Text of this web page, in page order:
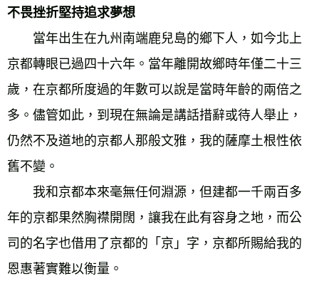
不畏挫折堅持追求夢想
當年出生在九州南端鹿兒島的鄉下人，如今北上
京都轉眼已過四十六年。當年離開故鄉時年僅二十三
歲，在京都所度過的年數可以說是當時年齡的兩倍之
多。儘管如此，到現在無論是講話措辭或待人舉止，
仍然不及道地的京都人那般文雅，我的薩摩土根性依
舊不變。
我和京都本來毫無任何淵源，但建都一千兩百多
年的京都果然胸襟開闊，讓我在此有容身之地，而公
司的名字也借用了京都的「京」字，京都所賜給我的
恩惠著實難以衡量。